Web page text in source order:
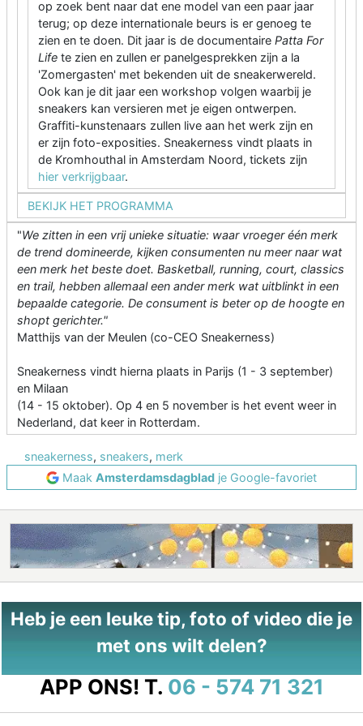
op zoek bent naar dat ene model van een paar jaar
terug; op deze internationale beurs is er genoeg te
zien en te doen. Dit jaar is de documentaire Patta For
Life te zien en zullen er panelgesprekken zijn a la
'Zomergasten' met bekenden uit de sneakerwereld.
Ook kan je dit jaar een workshop volgen waarbij je
sneakers kan versieren met je eigen ontwerpen.
Graffiti-kunstenaars zullen live aan het werk zijn en
er zijn foto-exposities. Sneakerness vindt plaats in
de Kromhouthal in Amsterdam Noord, tickets zijn
hier verkrijgbaar.
BEKIJK HET PROGRAMMA
"We zitten in een vrij unieke situatie: waar vroeger één merk
de trend domineerde, kijken consumenten nu meer naar wat
een merk het beste doet. Basketball, running, court, classics
en trail, hebben allemaal een ander merk wat uitblinkt in een
bepaalde categorie. De consument is beter op de hoogte en
shopt gerichter."
Matthijs van der Meulen (co-CEO Sneakerness)
Sneakerness vindt hierna plaats in Parijs (1 - 3 september)
en Milaan
(14 - 15 oktober). Op 4 en 5 november is het event weer in
Nederland, dat keer in Rotterdam.
sneakerness, sneakers, merk
Maak Amsterdamsdagblad je Google-favoriet
Heb je een leuke tip, foto of video die je
met ons wilt delen?
APP ONS! T. 06 - 574 71 321